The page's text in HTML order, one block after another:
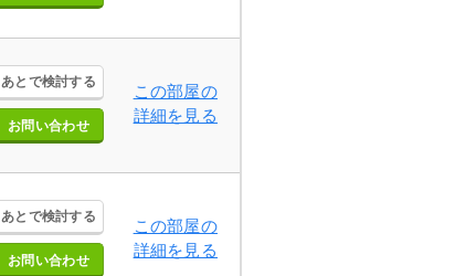
あとで検討する
お問い合わせ
この部屋の
詳細を見る
あとで検討する
お問い合わせ
この部屋の
詳細を見る